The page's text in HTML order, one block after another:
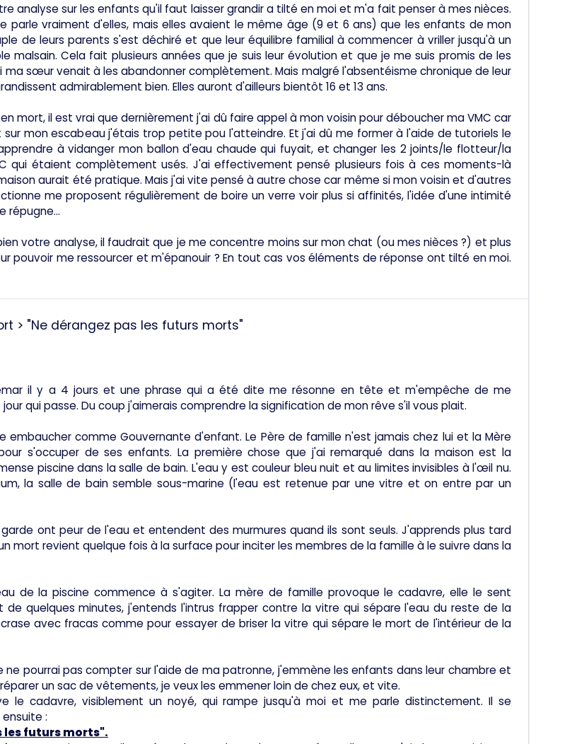
analyse sur les enfants qu'il faut laisser grandir a tilté en moi et m'a fait penser à mes nièces.
parle vraiment d'elles, mais elles avaient le même âge (9 et 6 ans) que les enfants de mon
de leurs parents s'est déchiré et que leur équilibre familial à commencer à vriller jusqu'à un
malsain. Cela fait plusieurs années que je suis leur évolution et que je me suis promis de les
ma sœur venait à les abandonner complètement. Mais malgré l'absentéisme chronique de leur
admirablement bien. Elles auront d'ailleurs bientôt 16 et 13 ans.
mort, il est vrai que dernièrement j'ai dû faire appel à mon voisin pour déboucher ma VMC car
mon escabeau j'étais trop petite pou l'atteindre. Et j'ai dû me former à l'aide de tutoriels le
à vidanger mon ballon d'eau chaude qui fuyait, et changer les 2 joints/le flotteur/la
qui étaient complètement usés. J'ai effectivement pensé plusieurs fois à ces moments-là
aurait été pratique. Mais j'ai vite pensé à autre chose car même si mon voisin et d'autres
me proposent régulièrement de boire un verre voir plus si affinités, l'idée d'une intimité
répugne...
votre analyse, il faudrait que je me concentre moins sur mon chat (ou mes nièces ?) et plus
pouvoir me ressourcer et m'épanouir ? En tout cas vos éléments de réponse ont tilté en moi.
> "Ne dérangez pas les futurs morts"
il y a 4 jours et une phrase qui a été dite me résonne en tête et m'empêche de me
qui passe. Du coup j'aimerais comprendre la signification de mon rêve s'il vous plait.
embaucher comme Gouvernante d'enfant. Le Père de famille n'est jamais chez lui et la Mère
s'occuper de ses enfants. La première chose que j'ai remarqué dans la maison est la
piscine dans la salle de bain. L'eau y est couleur bleu nuit et au limites invisibles à l'œil nu.
la salle de bain semble sous-marine (l'eau est retenue par une vitre et on entre par un
ont peur de l'eau et entendent des murmures quand ils sont seuls. J'apprends plus tard
mort revient quelque fois à la surface pour inciter les membres de la famille à le suivre dans la
de la piscine commence à s'agiter. La mère de famille provoque le cadavre, elle le sent
de quelques minutes, j'entends l'intrus frapper contre la vitre qui sépare l'eau du reste de la
avec fracas comme pour essayer de briser la vitre qui sépare le mort de l'intérieur de la
ne pourrai pas compter sur l'aide de ma patronne, j'emmène les enfants dans leur chambre et
un sac de vêtements, je veux les emmener loin de chez eux, et vite.
le cadavre, visiblement un noyé, qui rampe jusqu'à moi et me parle distinctement. Il se
:
les futurs morts".